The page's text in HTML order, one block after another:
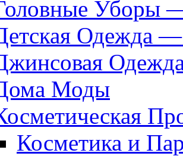
Уборы
Одежда
Моды
Косметика и